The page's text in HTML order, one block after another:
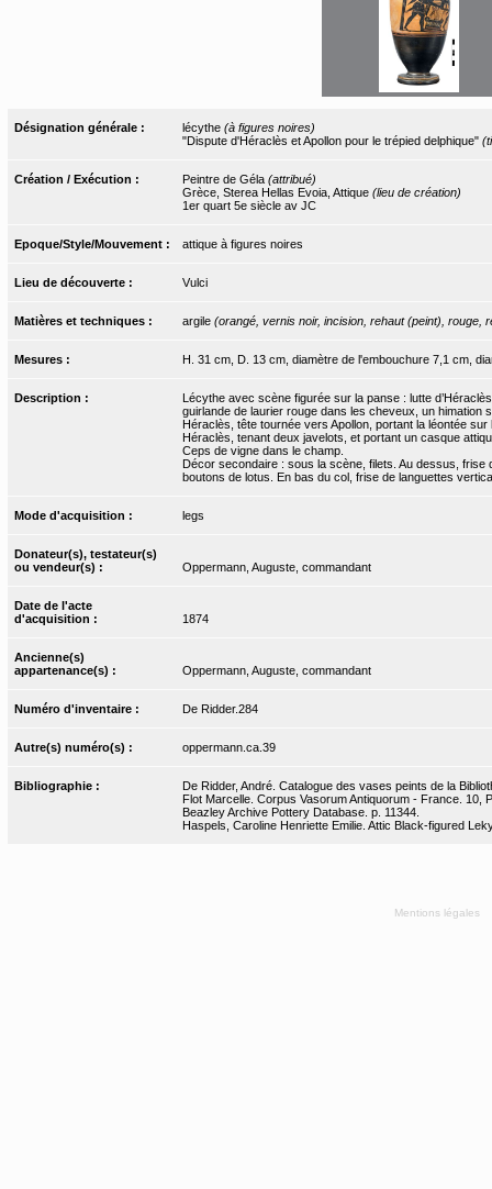
Désignation générale : lécythe (à figures noires)
"Dispute d'Héraclès et Apollon pour le trépied delphique"
Création / Exécution : Peintre de Géla (attribué)
Grèce, Sterea Hellas Evoia, Attique (lieu de création)
1er quart 5e siècle av JC
Epoque/Style/Mouvement : attique à figures noires
Lieu de découverte : Vulci
Matières et techniques : argile (orangé, vernis noir, incision, rehaut (peint), rouge,
Mesures : H. 31 cm, D. 13 cm, diamètre de l'embouchure 7,1 cm,
Description :
Lécythe avec scène figurée sur la panse : lutte
guirlande de laurier rouge dans les cheveux, un himation
Héraclès, tête tournée vers Apollon, portant la léontée
Héraclès, tenant deux javelots, et portant un casque
Ceps de vigne dans le champ.
Décor secondaire : sous la scène, filets. Au dessus, frise
boutons de lotus. En bas du col, frise de languettes
Mode d'acquisition : legs
Donateur(s), testateur(s)
ou vendeur(s) :
Oppermann, Auguste, commandant
Date de l'acte
d'acquisition :
1874
Ancienne(s)
appartenance(s) :
Oppermann, Auguste, commandant
Numéro d'inventaire : De Ridder.284
Autre(s) numéro(s) : oppermann.ca.39
Bibliographie :
De Ridder, André. Catalogue des vases peints de la
Flot Marcelle. Corpus Vasorum Antiquorum - France. 10,
Beazley Archive Pottery Database. p. 11344.
Haspels, Caroline Henriette Emilie. Attic Black-figured
Mentions légales